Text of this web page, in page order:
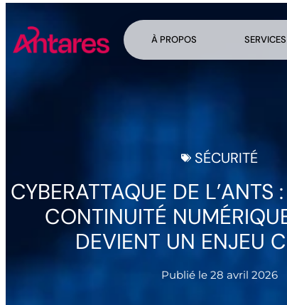
À PROPOS SERVICES
SÉCURITÉ
CYBERATTAQUE DE L’ANTS
CONTINUITÉ
DEVIENT UN ENJEU
Publié le 28 avril 2026